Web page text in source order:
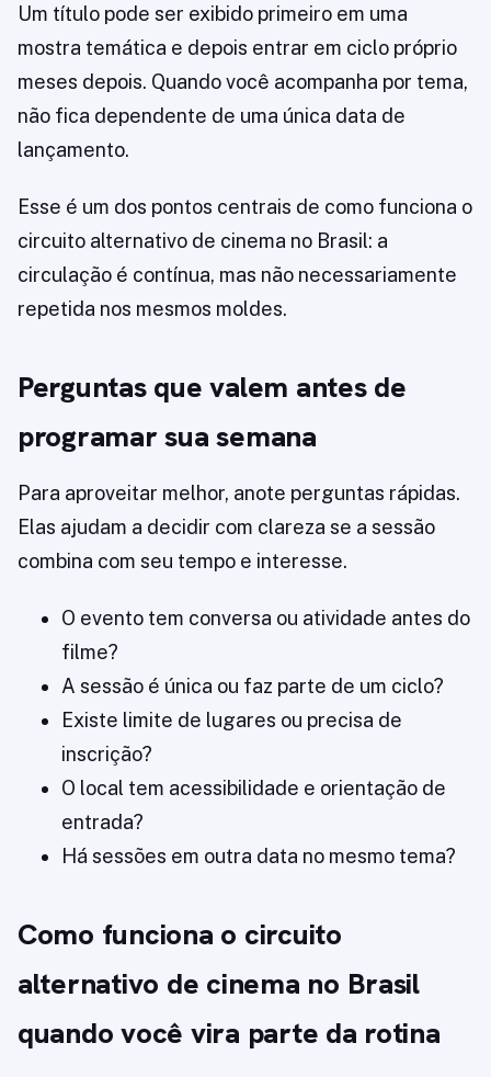
Um título pode ser exibido primeiro em uma
mostra temática e depois entrar em ciclo próprio
meses depois. Quando você acompanha por tema,
não fica dependente de uma única data de
lançamento.
Esse é um dos pontos centrais de como funciona o
circuito alternativo de cinema no Brasil: a
circulação é contínua, mas não necessariamente
repetida nos mesmos moldes.
Perguntas que valem antes de
programar sua semana
Para aproveitar melhor, anote perguntas rápidas.
Elas ajudam a decidir com clareza se a sessão
combina com seu tempo e interesse.
O evento tem conversa ou atividade antes do
filme?
A sessão é única ou faz parte de um ciclo?
Existe limite de lugares ou precisa de
inscrição?
O local tem acessibilidade e orientação de
entrada?
Há sessões em outra data no mesmo tema?
Como funciona o circuito
alternativo de cinema no Brasil
quando você vira parte da rotina